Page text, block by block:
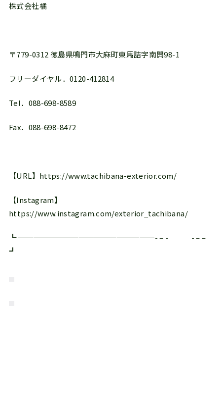
株式会社橘
〒779-0312 徳島県鳴門市大麻町東馬詰字南開98-1
フリーダイヤル．0120-412814
Tel．088-698-8589
Fax．088-698-8472
【URL】https://www.tachibana-exterior.com/
【Instagram】
https://www.instagram.com/exterior_tachibana/
┗ ──────────────────- – - - – –
┛